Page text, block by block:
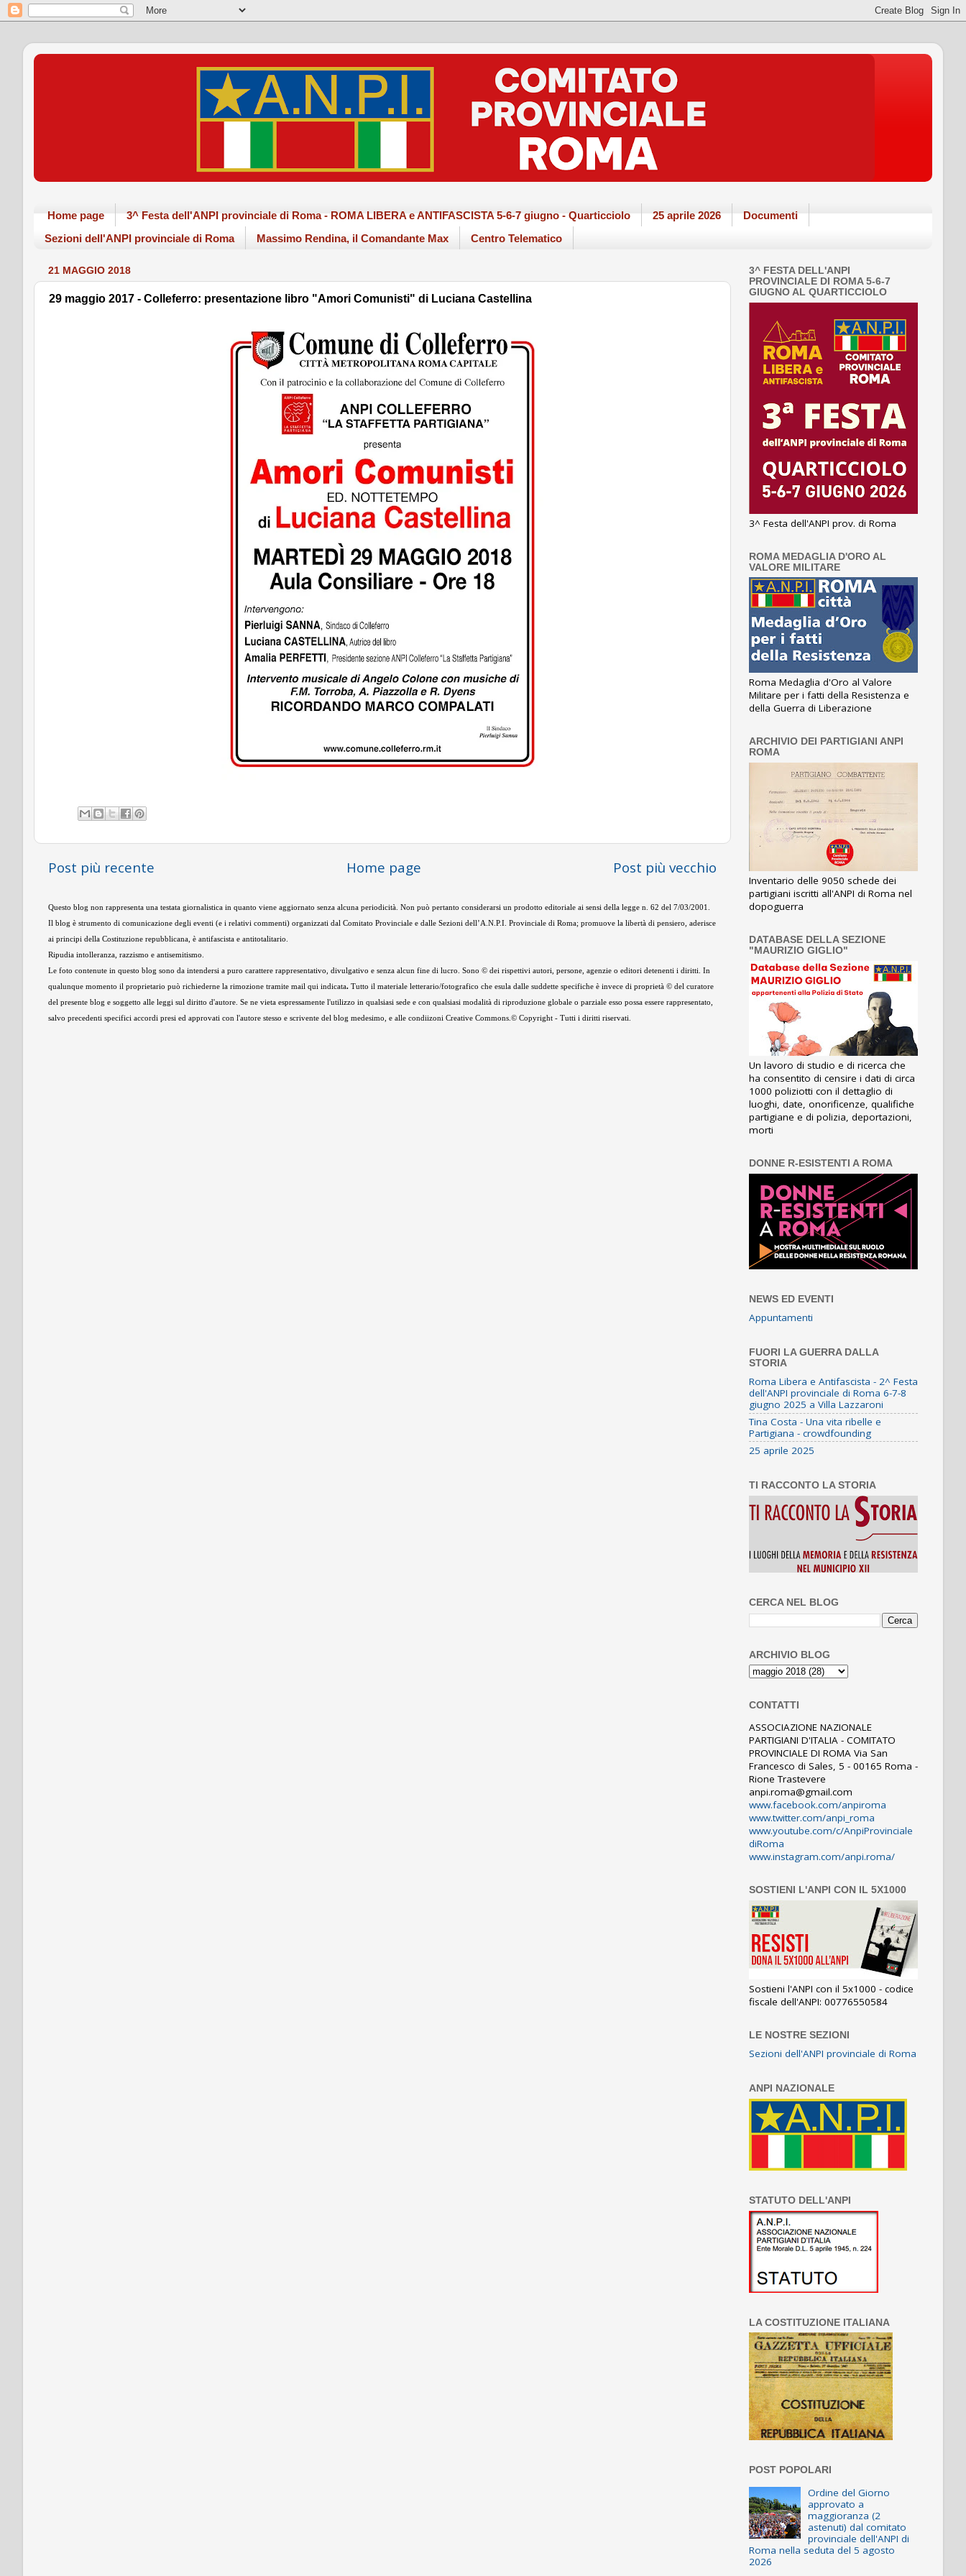
Home page 3^ Festa dell'ANPI provinciale di Roma - ROMA LIBERA e ANTIFASCISTA 5-6-7 giugno - Quarticciolo 25 aprile 2026
Documenti
Sezioni dell'ANPI provinciale di Roma
Massimo Rendina, il Comandante Max Centro Telematico
21 MAGGIO 2018
29 maggio 2017 - Colleferro: presentazione libro "Amori Comunisti" di Luciana Castellina
Post più recente Post più vecchio
Home page
Questo blog non rappresenta una testata giornalistica in quanto viene aggiornato senza alcuna periodicità. Non può pertanto considerarsi un prodotto editoriale ai sensi della legge n. 62 del 7/03/2001.
Il blog è strumento di comunicazione degli eventi (e i relativi commenti) organizzati dal Comitato Provinciale e dalle Sezioni dell’A.N.P.I. Provinciale di Roma; promuove la libertà di pensiero, aderisce
ai principi della Costituzione repubblicana, è antifascista e antitotalitario.
Ripudia intolleranza, razzismo e antisemitismo.
Le foto contenute in questo blog sono da intendersi a puro carattere rappresentativo, divulgativo e senza alcun fine di lucro. Sono © dei rispettivi autori, persone, agenzie o editori detenenti i diritti. In
qualunque momento il proprietario può richiederne la rimozione tramite mail qui indicata. Tutto il materiale letterario/fotografico che esula dalle suddette specifiche è invece di proprietà © del curatore
del presente blog e soggetto alle leggi sul diritto d'autore. Se ne vieta espressamente l'utilizzo in qualsiasi sede e con qualsiasi modalità di riproduzione globale o parziale esso possa essere rappresentato,
salvo precedenti specifici accordi presi ed approvati con l'autore stesso e scrivente del blog medesimo, e alle condiizoni Creative Commons.© Copyright - Tutti i diritti riservati.
3^ FESTA DELL'ANPI
PROVINCIALE DI ROMA 5-6-7
GIUGNO AL QUARTICCIOLO
3^ Festa dell'ANPI prov. di Roma
ROMA MEDAGLIA D'ORO AL
VALORE MILITARE
Roma Medaglia d'Oro al Valore
Militare per i fatti della Resistenza e
della Guerra di Liberazione
ARCHIVIO DEI PARTIGIANI ANPI
ROMA
Inventario delle 9050 schede dei
partigiani iscritti all'ANPI di Roma nel
dopoguerra
DATABASE DELLA SEZIONE
"MAURIZIO GIGLIO"
Un lavoro di studio e di ricerca che
ha consentito di censire i dati di circa
1000 poliziotti con il dettaglio di
luoghi, date, onorificenze, qualifiche
partigiane e di polizia, deportazioni,
morti
DONNE R-ESISTENTI A ROMA
NEWS ED EVENTI
Appuntamenti
FUORI LA GUERRA DALLA
STORIA
Roma Libera e Antifascista - 2^ Festa
dell'ANPI provinciale di Roma 6-7-8
giugno 2025 a Villa Lazzaroni
Tina Costa - Una vita ribelle e
Partigiana - crowdfounding
25 aprile 2025
TI RACCONTO LA STORIA
CERCA NEL BLOG
ARCHIVIO BLOG
CONTATTI
ASSOCIAZIONE NAZIONALE
PARTIGIANI D'ITALIA - COMITATO
PROVINCIALE DI ROMA Via San
Francesco di Sales, 5 - 00165 Roma -
Rione Trastevere
anpi.roma@gmail.com
www.facebook.com/anpiroma
www.twitter.com/anpi_roma
www.youtube.com/c/AnpiProvinciale
diRoma
www.instagram.com/anpi.roma/
SOSTIENI L'ANPI CON IL 5X1000
Sostieni l'ANPI con il 5x1000 - codice
fiscale dell'ANPI: 00776550584
LE NOSTRE SEZIONI
Sezioni dell'ANPI provinciale di Roma
ANPI NAZIONALE
STATUTO DELL'ANPI
LA COSTITUZIONE ITALIANA
POST POPOLARI
Ordine del Giorno
approvato a
maggioranza (2
astenuti) dal comitato
provinciale dell'ANPI di
Roma nella seduta del 5 agosto
2026